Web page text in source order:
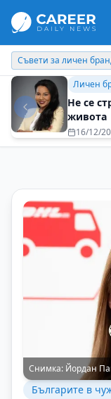
Кариерни съвети
11/12/
Снимка: Йордан
Българите в